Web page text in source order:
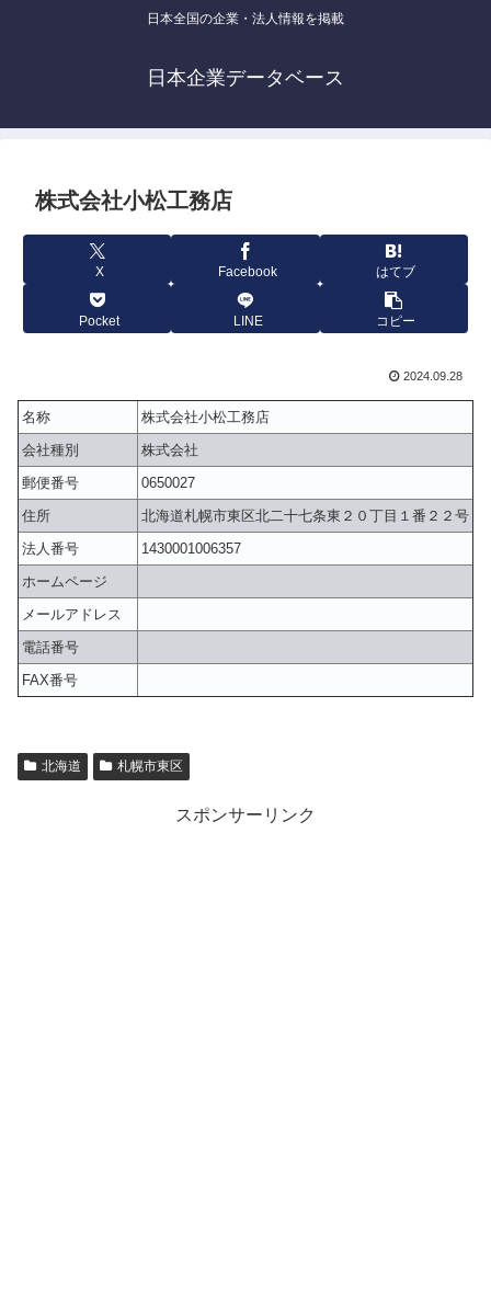
日本全国の企業・法人情報を掲載
日本企業データベース
株式会社小松工務店
X Facebook はてブ
Pocket LINE コピー
2024.09.28
名称
株式会社小松工務店
会社種別
株式会社
郵便番号
0650027
住所
北海道札幌市東区北二十七条東２０丁目１番２２号
法人番号
1430001006357
ホームページ
メールアドレス
電話番号
FAX番号
北海道 札幌市東区
スポンサーリンク